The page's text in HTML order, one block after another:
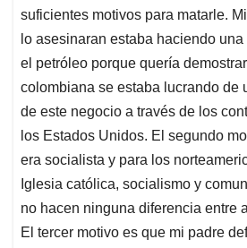
suficientes motivos para matarle.
lo asesinaran estaba haciendo
el petróleo porque quería
colombiana se estaba lucrando de
de este negocio a través de los
los Estados Unidos. El segundo
era socialista y para los
Iglesia católica, socialismo y
no hacen ninguna diferencia entre
El tercer motivo es que mi padre